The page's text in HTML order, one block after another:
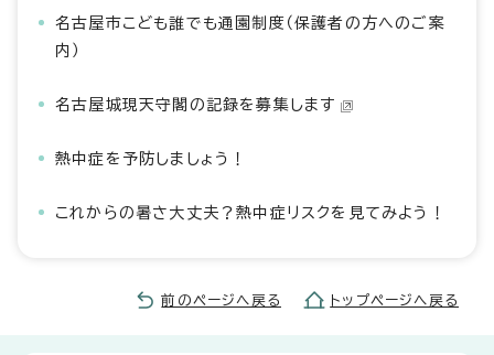
名古屋市こども誰でも通園制度（保護者の方へのご案
内）
名古屋城現天守閣の記録を募集します
熱中症を予防しましょう！
これからの暑さ大丈夫？熱中症リスクを見てみよう！
前のページへ戻る トップページへ戻る